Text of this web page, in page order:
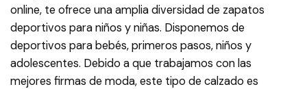
online, te ofrece una amplia diversidad de zapatos
deportivos para niños y niñas. Disponemos de
deportivos para bebés, primeros pasos, niños y
adolescentes. Debido a que trabajamos con las
mejores firmas de moda, este tipo de calzado es